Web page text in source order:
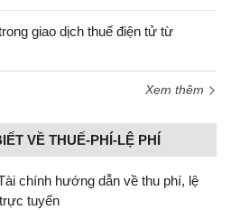
giao dịch thuế điện tử từ
Xem thêm
VỀ THUẾ-PHÍ-LỆ PHÍ
chính hướng dẫn về thu phí, lệ
tuyến